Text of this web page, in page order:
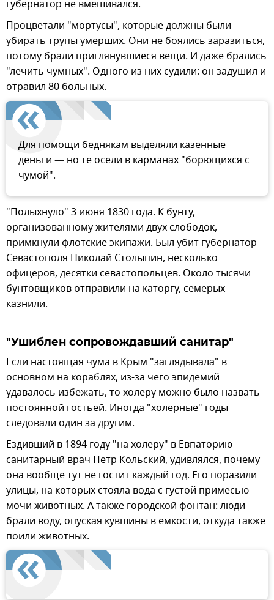
губернатор не вмешивался.
Процветали "мортусы", которые должны были
убирать трупы умерших. Они не боялись заразиться,
потому брали приглянувшиеся вещи. И даже брались
"лечить чумных". Одного из них судили: он задушил и
отравил 80 больных.
Для помощи беднякам выделяли казенные
деньги — но те осели в карманах "борющихся с
чумой".
"Полыхнуло" 3 июня 1830 года. К бунту,
организованному жителями двух слободок,
примкнули флотские экипажи. Был убит губернатор
Севастополя Николай Столыпин, несколько
офицеров, десятки севастопольцев. Около тысячи
бунтовщиков отправили на каторгу, семерых
казнили.
"Ушиблен сопровождавший санитар"
Если настоящая чума в Крым "заглядывала" в
основном на кораблях, из-за чего эпидемий
удавалось избежать, то холеру можно было назвать
постоянной гостьей. Иногда "холерные" годы
следовали один за другим.
Ездивший в 1894 году "на холеру" в Евпаторию
санитарный врач Петр Кольский, удивлялся, почему
она вообще тут не гостит каждый год. Его поразили
улицы, на которых стояла вода с густой примесью
мочи животных. А также городской фонтан: люди
брали воду, опуская кувшины в емкости, откуда также
поили животных.